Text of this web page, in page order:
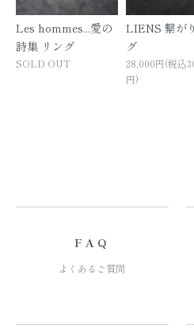
Les hommes...愛の
詩集 リング
SOLD OUT
LIENS 繋が
グ
28,000円(税込
円)
FAQ
よくあるご質問